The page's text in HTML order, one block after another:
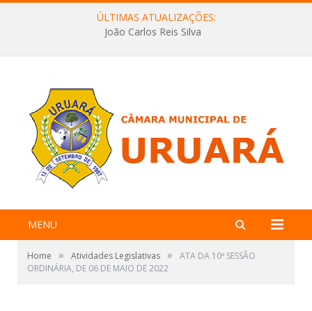
ÚLTIMAS ATUALIZAÇÕES:
João Carlos Reis Silva
MENU
Home » Atividades Legislativas »
ATA DA 10ª SESSÃO
ORDINÁRIA, DE 06 DE MAIO DE 2022